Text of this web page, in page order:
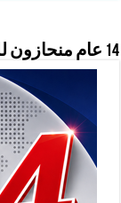
14 عام منحازون للحقيقة …